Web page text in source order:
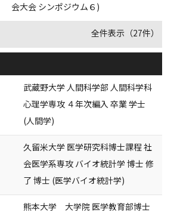
会大会 シンポジウム６)
全件表示（27件）
武蔵野大学 人間科学部 人間科学科
心理学専攻 ４年次編入 卒業 学士
(人間学)
久留米大学 医学研究科博士課程 社
会医学系専攻 バイオ統計学 博士 修
了 博士 (医学バイオ統計学)
熊本大学 大学院 医学教育部博士